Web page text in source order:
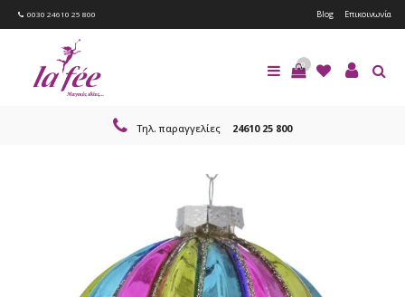
0030 24610 25 800 Blog Επικοινωνία
0
Τηλ. παραγγελίες 24610 25 800